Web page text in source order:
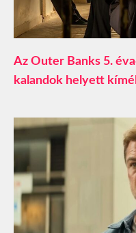
Az Outer Banks 5.
kalandok helyett